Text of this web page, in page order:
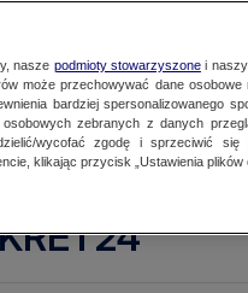
nasze podmioty stowarzyszonei
może przechowywać dane osobowe
bardziej spersonalizowanego
zebranych z danych
wycofać zgodę i sprzeciwić
klikając przycisk „Ustawienia plików